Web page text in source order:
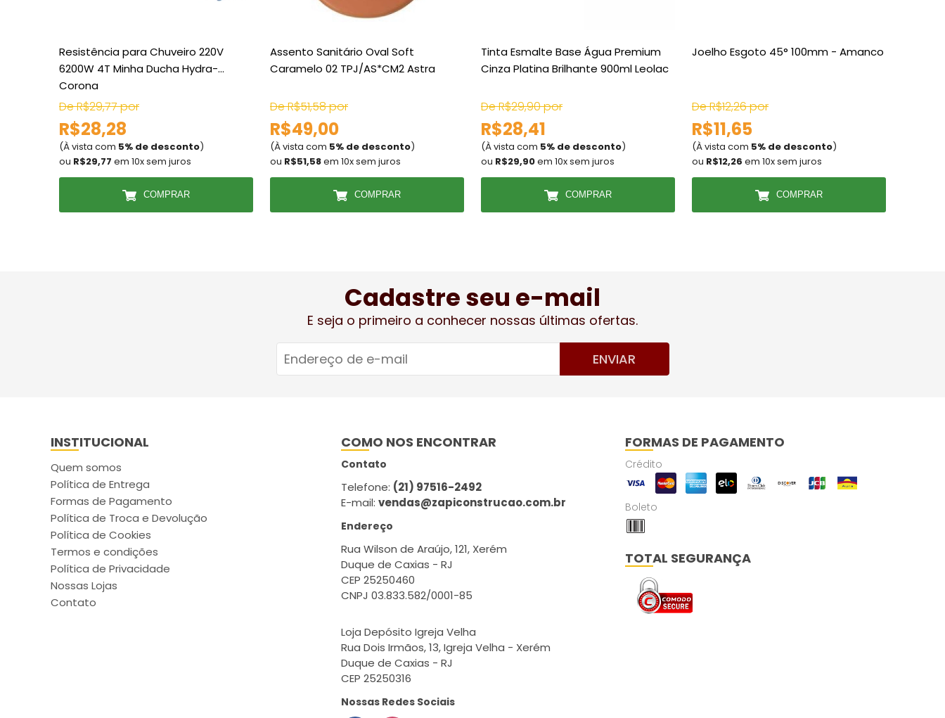
Resistência para Chuveiro 220V
6200W 4T Minha Ducha Hydra-
Corona
De R$29,77 por
R$28,28
(À vista com 5% de desconto)
ou R$29,77 em 10x sem juros
COMPRAR
Assento Sanitário Oval Soft
Caramelo 02 TPJ/AS*CM2 Astra
De R$51,58 por
R$49,00
(À vista com 5% de desconto)
ou R$51,58em 10x sem juros
COMPRAR
Tinta Esmalte Base Água Premium
Cinza Platina Brilhante 900ml Leolac
De R$29,90 por
R$28,41
(À vista com 5% de desconto)
ou R$29,90em 10x sem juros
COMPRAR
Joelho Esgoto 45° 100mm - Amanco
De R$12,26 por
R$11,65
(À vista com 5% de desconto)
ou R$12,26 em 10x sem juros
COMPRAR
Cadastre seu e-mail
E seja o primeiro a conhecer nossas últimas ofertas.
ENVIAR
INSTITUCIONAL
Quem somos
Política de Entrega
Formas de Pagamento
Política de Troca e Devolução
Política de Cookies
Termos e condições
Política de Privacidade
Nossas Lojas
Contato
COMO NOS ENCONTRAR
Contato
Telefone: (21) 97516-2492
E-mail:vendas@zapiconstrucao.com.br
Endereço
Rua Wilson de Araújo, 121, Xerém
Duque de Caxias - RJ
CEP 25250460
CNPJ 03.833.582/0001-85
Loja Depósito Igreja Velha
Rua Dois Irmãos, 13, Igreja Velha - Xerém
Duque de Caxias - RJ
CEP 25250316
Nossas Redes Sociais
FORMAS DE PAGAMENTO
Crédito
Boleto
TOTAL SEGURANÇA